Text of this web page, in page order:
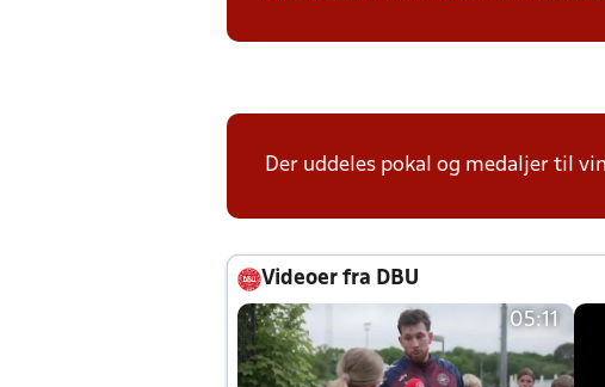
Der uddeles pokal og medaljer til
Videoer fra DBU
05:11